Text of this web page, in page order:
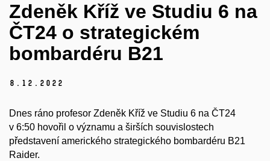
Zdeněk Kříž ve Studiu 6 na
ČT24 o strategickém
bombardéru B21
8. 12. 2022
Dnes ráno profesor Zdeněk Kříž ve Studiu 6 na ČT24
v 6:50 hovořil o významu a širších souvislostech
představení amerického strategického bombardéru B21
Raider.